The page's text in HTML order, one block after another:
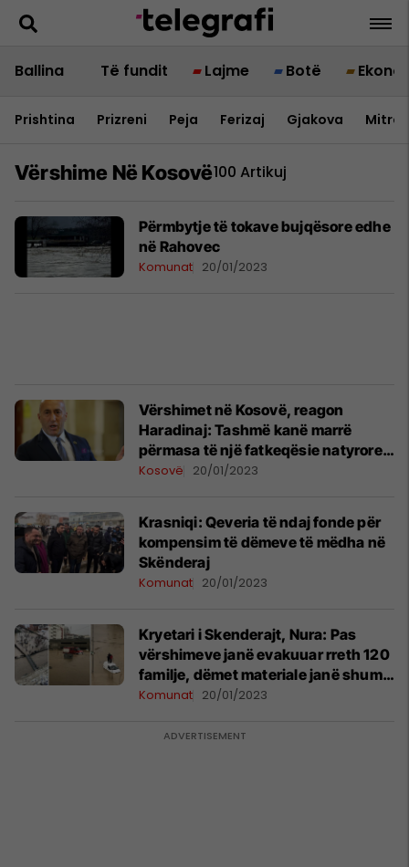
Ballina Të fundit Lajme Botë
Prishtina Prizreni Peja Ferizaj Gjakova
Vërshime Në Kosovë100 Artikuj
Përmbytje të tokave bujqësore edhe
në Rahovec
Komunat 20/01/2023
Vërshimet në Kosovë, reagon
Haradinaj: Tashmë kanë marrë
përmasa të një fatkeqësie natyrore,
të formohet Fondi Emergjent
Kosovë 20/01/2023
Krasniqi: Qeveria të ndaj fonde për
kompensim të dëmeve të mëdha në
Skënderaj
Komunat 20/01/2023
Kryetari i Skenderajt, Nura: Pas
vërshimeve janë evakuuar rreth 120
familje, dëmet materiale janë shumë
të mëdha
Komunat 20/01/2023